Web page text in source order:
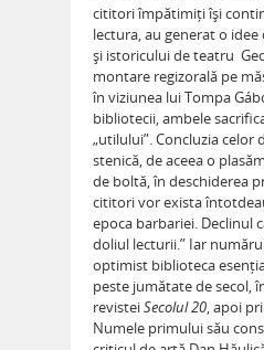
cititori împătimiți își
lectura, au generat o
și istoricului de teatru
montare regizorală pe
în viziunea lui Tompa
bibliotecii, ambele
„utilului”. Concluzia celor
stenică, de aceea o
de boltă, în deschiderea
cititori vor exista
epoca barbariei. Declinul
doliul lecturii.” Iar
optimist biblioteca
peste jumătate de secol,
revisteiSecolul 20, apoi
Numele primului său